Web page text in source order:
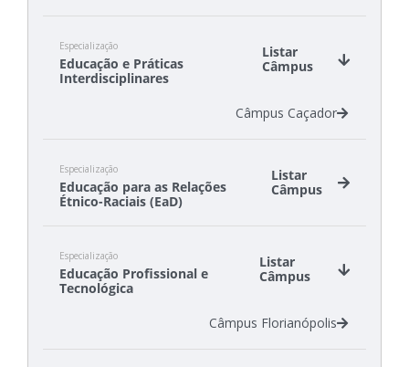
Especialização
Educação e Práticas
Interdisciplinares
Listar
Câmpus
Câmpus Caçador
Especialização
Educação para as Relações
Étnico-Raciais (EaD)
Listar
Câmpus
Câmpus São Miguel do Oeste
Especialização
Educação Profissional e
Tecnológica
Listar
Câmpus
Câmpus Florianópolis